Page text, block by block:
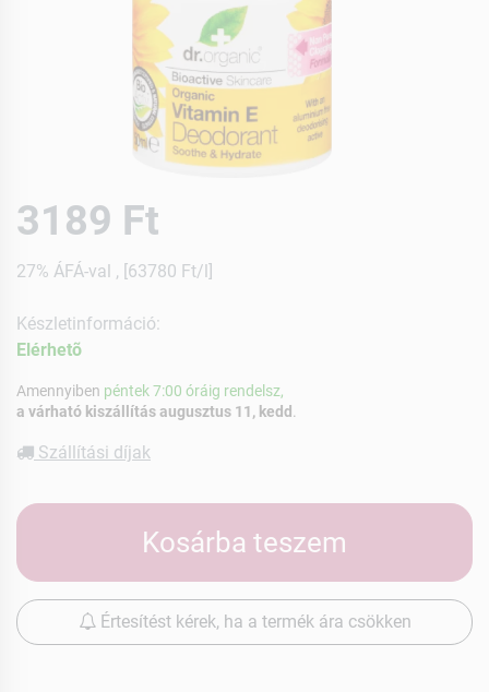
3189 Ft
27% ÁFÁ-val , [63780 Ft/l]
Készletinformáció:
Elérhetõ
Amennyiben péntek 7:00 óráig rendelsz,
a várható kiszállítás augusztus 11, kedd
Szállítási díjak
Kosárba teszem
Értesítést kérek, ha a termék ára csökken